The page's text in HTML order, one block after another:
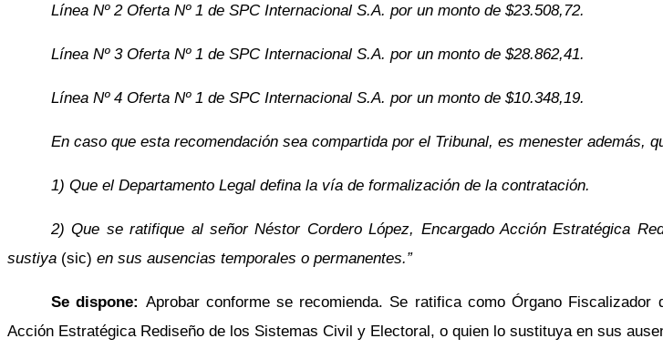
Línea Nº 2 Oferta Nº 1 de SPC Internacional S.A. por un monto de $23.508,72.
Línea Nº 3 Oferta Nº 1 de SPC Internacional S.A. por un monto de $28.862,41.
Línea Nº 4 Oferta Nº 1 de SPC Internacional S.A. por un monto de $10.348,19.
En caso que esta recomendación sea compartida por el Tribunal, es menester además,
1) Que el Departamento Legal defina la vía de formalización de la contratación.
2) Que se ratifique al señor Néstor Cordero López, Encargado Acción Estratégica
sustiya (sic) en sus ausencias temporales o permanentes.”
Se dispone: Aprobar conforme se recomienda. Se ratifica como Órgano
Acción Estratégica Rediseño de los Sistemas Civil y Electoral, o quien lo sustituya en sus